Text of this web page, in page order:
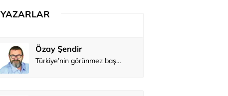
YAZARLAR
Atilay Kandemir
Mağaza açılışı